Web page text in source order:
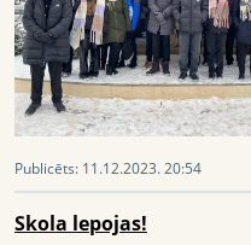
Publicēts: 11.12.2023. 20:54
Skola lepojas!